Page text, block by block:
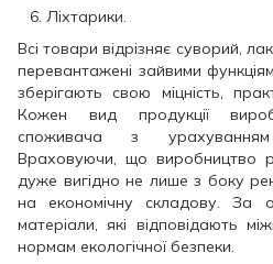
Ліхтарики.
Всі товари відрізняє суворий,
перевантажені зайвими
зберігають свою міцність,
Кожен вид продукції
споживача з
Враховуючи, що виробництво
дуже вигідно не лише з боку
на економічну складову. За
матеріали, які відповідають
нормам екологічної безпеки.